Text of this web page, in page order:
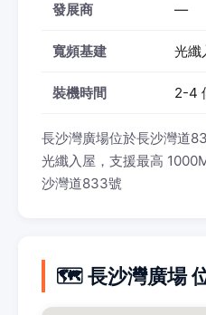
發展商 —
寬頻基建 光纖
裝機時間 2-4
長沙灣廣場位於長沙灣道
光纖入屋，支援最高
沙灣道833號
🗺️ 長沙灣廣場